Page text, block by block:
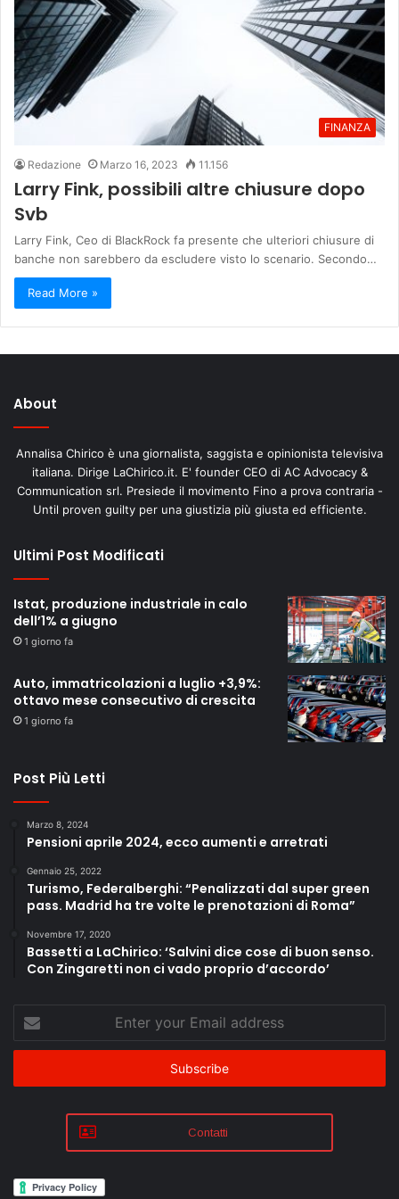
FINANZA
Redazione Marzo 16, 2023 11.156
Larry Fink, possibili altre chiusure dopo
Svb
Larry Fink, Ceo di BlackRock fa presente che ulteriori chiusure di
banche non sarebbero da escludere visto lo scenario. Secondo…
Read More »
About
Annalisa Chirico è una giornalista, saggista e opinionista televisiva
italiana. Dirige LaChirico.it. E' founder CEO di AC Advocacy &
Communication srl. Presiede il movimento Fino a prova contraria -
Until proven guilty per una giustizia più giusta ed efficiente.
Ultimi Post Modificati
Istat, produzione industriale in calo
dell’1% a giugno
1 giorno fa
Auto, immatricolazioni a luglio +3,9%:
ottavo mese consecutivo di crescita
1 giorno fa
Post Più Letti
Marzo 8, 2024
Pensioni aprile 2024, ecco aumenti e arretrati
Gennaio 25, 2022
Turismo, Federalberghi: “Penalizzati dal super green
pass. Madrid ha tre volte le prenotazioni di Roma”
Novembre 17, 2020
Bassetti a LaChirico: ‘Salvini dice cose di buon senso.
Con Zingaretti non ci vado proprio d’accordo’
your
Email
Contatti